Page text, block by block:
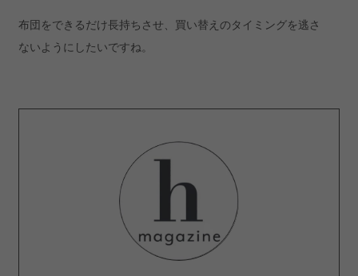
布団をできるだけ長持ちさせ、買い替えのタイミングを逃さ
ないようにしたいですね。